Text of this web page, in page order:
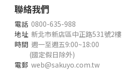
聯絡我們
電話 0800-635-988
地址 新北市新店區中正路531號2樓
時間 週一至週五9:00~18:00
(國定假日除外)
電郵 web@sakuyo.com.tw